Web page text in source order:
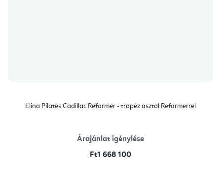
Elina Pilates Cadillac Reformer - trapéz asztal Reformerrel
Árajánlat igénylése
Ft1 668 100